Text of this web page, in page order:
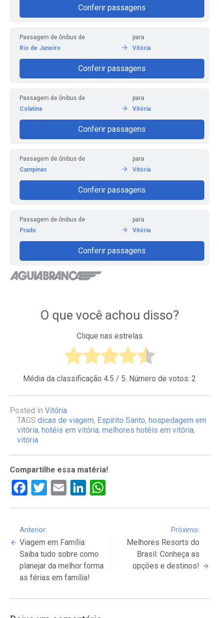
Conferir passagens
Passagem de ônibus de
Rio de Janeiro
para
Vitória
Conferir passagens
Passagem de ônibus de
Colatina
para
Vitória
Conferir passagens
Passagem de ônibus de
Campinas
para
Vitória
Conferir passagens
Passagem de ônibus de
Prado
para
Vitória
Conferir passagens
O que você achou disso?
Clique nas estrelas
Média da classificação 4.5 / 5. Número de votos: 2
Posted in Vitória
TAGS dicas de viagem, Espírito Santo, hospedagem em
vitória, hotéis em vitória, melhores hotéis em vitória,
vitória
Compartilhe essa matéria!
Facebook
Twitter
EmailLinkedIn
Continue
Reading
Anterior:
Viagem em Família:
Saiba tudo sobre como
planejar da melhor forma
as férias em família!
Próximo:
Melhores Resorts do
Brasil: Conheça as
opções e destinos!